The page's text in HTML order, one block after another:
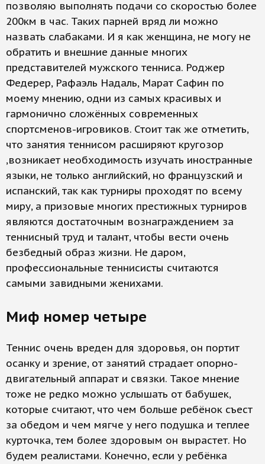
позволяю выполнять подачи со скоростью более
200км в час. Таких парней вряд ли можно
назвать слабаками. И я как женщина, не могу не
обратить и внешние данные многих
представителей мужского тенниса. Роджер
Федерер, Рафаэль Надаль, Марат Сафин по
моему мнению, одни из самых красивых и
гармонично сложённых современных
спортсменов-игровиков. Стоит так же отметить,
что занятия теннисом расширяют кругозор
,возникает необходимость изучать иностранные
языки, не только английский, но французский и
испанский, так как турниры проходят по всему
миру, а призовые многих престижных турниров
являются достаточным вознаграждением за
теннисный труд и талант, чтобы вести очень
безбедный образ жизни. Не даром,
профессиональные теннисисты считаются
самыми завидными женихами.
Миф номер четыре
Теннис очень вреден для здоровья, он портит
осанку и зрение, от занятий страдает опорно-
двигательный аппарат и связки. Такое мнение
тоже не редко можно услышать от бабушек,
которые считают, что чем больше ребёнок съест
за обедом и чем мягче у него подушка и теплее
курточка, тем более здоровым он вырастет. Но
будем реалистами. Конечно, если у ребёнка